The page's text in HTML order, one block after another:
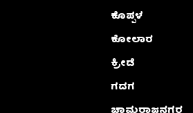
ಕೊಪ್ಪಳ
ಕೋಲಾರ
ಕ್ರೀಡೆ
ಗದಗ